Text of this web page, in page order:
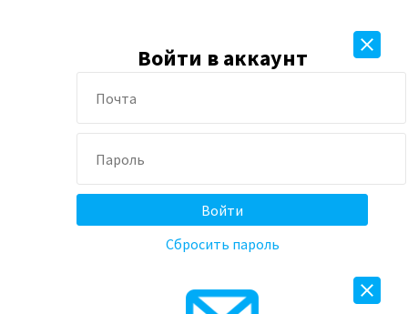
Войти в аккаунт
Сбросить пароль